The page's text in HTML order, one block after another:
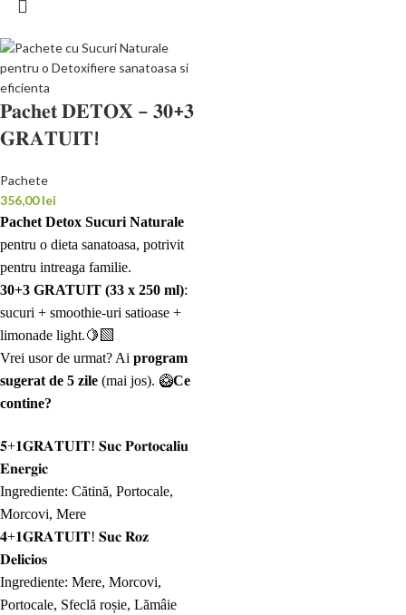
𝐏𝐚𝐜𝐡𝐞𝐭 𝐃𝐄𝐓𝐎𝐗 – 𝟑𝟎+𝟑
𝐆𝐑𝐀𝐓𝐔𝐈𝐓!
Pachete
356,00lei
Pachet Detox Sucuri Naturale
pentru o dieta sanatoasa, potrivit
pentru intreaga familie.
30+3 GRATUIT (33 x 250 ml):
sucuri + smoothie-uri satioase +
limonade light.🍋‍🟩
Vrei usor de urmat? Ai program
sugerat de 5 zile (mai jos). 🥝Ce
contine?
𝟓+𝟏𝐆𝐑𝐀𝐓𝐔𝐈𝐓! 𝐒𝐮𝐜 𝐏𝐨𝐫𝐭𝐨𝐜𝐚𝐥𝐢𝐮
𝐄𝐧𝐞𝐫𝐠𝐢𝐜
Ingrediente: Cătină, Portocale,
Morcovi, Mere
𝟒+𝟏𝐆𝐑𝐀𝐓𝐔𝐈𝐓! 𝐒𝐮𝐜 𝐑𝐨𝐳
𝐃𝐞𝐥𝐢𝐜𝐢𝐨𝐬
Ingrediente: Mere, Morcovi,
Portocale, Sfeclă roșie, Lămâie